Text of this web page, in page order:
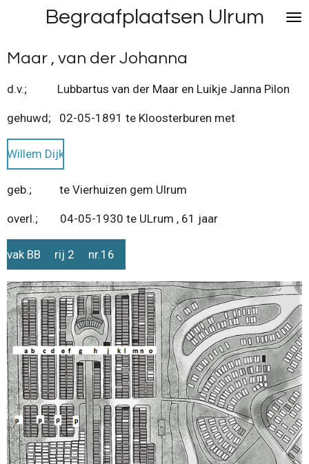
naar
de
hoofdinhoud
Begraafplaatsen Ulrum
Maar , van der Johanna
d.v.; Lubbartus van der Maar en Luikje Janna Pilon
gehuwd; 02-05-1891 te Kloosterburen met
Willem Dijk
geb.; te Vierhuizen gem Ulrum
overl.; 04-05-1930 te ULrum , 61 jaar
vak BB rij 2 nr.16